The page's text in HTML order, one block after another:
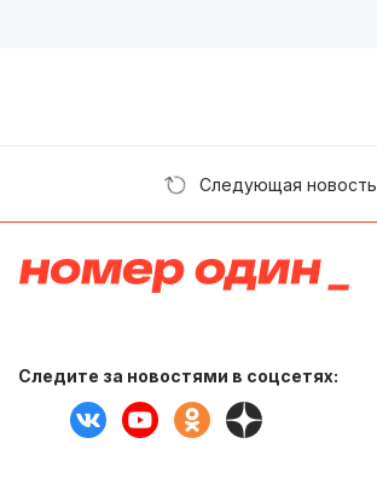
Следующая новость
Следите за новостями в соцсетях: